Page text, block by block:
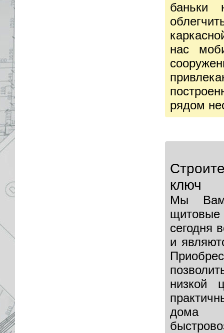
баньки
нас
рядом
ключ
Мы Вам
сегодня
и
низкой
дома